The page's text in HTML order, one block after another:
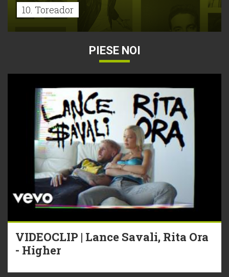
10. Toreador
PIESE NOI
VIDEOCLIP | Lance Savali, Rita Ora
- Higher